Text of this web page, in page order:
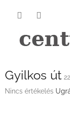
Gyilkos út
A
Nincs értékelés